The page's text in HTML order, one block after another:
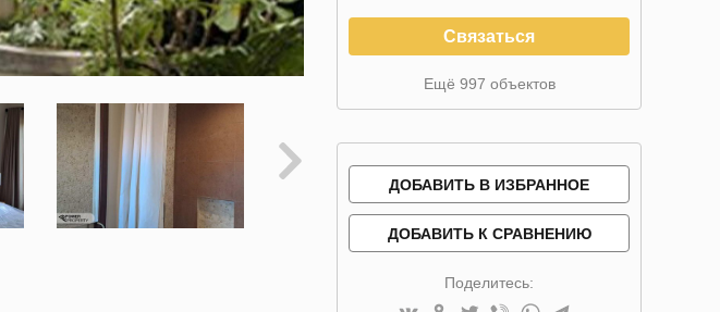
Связаться
Ещё 997 объектов
ДОБАВИТЬ В ИЗБРАННОЕ
ДОБАВИТЬ К СРАВНЕНИЮ
Поделитесь: